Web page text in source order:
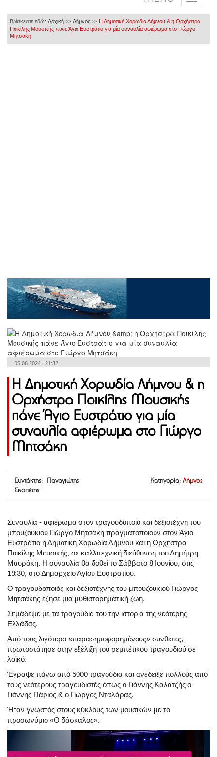
Βρίσκεστε εδώ: Αρχική >> Λήμνος >> Η Δημοτική Χορωδία Λήμνου & η Ορχήστρα
Ποικίλης Μουσικής πάνε Άγιο Ευστράτιο για μία συναυλία αφιέρωμα στο Γιώργο
Μητσάκη
05.06.2024 | 21:32
Η Δημοτική Χορωδία Λήμνου & η
Ορχήστρα Ποικίλης Μουσικής
πάνε Άγιο Ευστράτιο για μία
συναυλία αφιέρωμα στο Γιώργο
Μητσάκη
Συντάκτης: Παναγιώτης
Σκαπέτης
Κατηγορία: Λήμνος
Συναυλία - αφιέρωμα στον τραγουδοποιό και δεξιοτέχνη του
μπουζουκιού Γιώργο Μητσάκη πραγματοποιούν στον Άγιο
Ευστράτιο η Δημοτική Χορωδία Λήμνου και η Ορχήστρα
Ποικίλης Μουσικής, σε καλλιτεχνική διεύθυνση του Δημήτρη
Μαυράκη. Η συναυλία θα δοθεί το Σάββατο 8 Ιουνίου, στις
19:30, στο Δημαρχείο Αγίου Ευστρατίου.
Ο τραγουδοποιός και δεξιοτέχνης του μπουζουκιού Γιώργος
Μητσάκης έζησε μια μυθιστορηματική ζωή.
Σημάδεψε με τα τραγούδια του την ιστορία της νεότερης
Ελλάδας.
Από τους λιγότερο «παρασημοφορημένους» συνθέτες,
πρωτοστάτησε στην εξέλιξη του ρεμπέτικου τραγουδιού σε
λαϊκό.
Έγραψε πάνω από 5000 τραγούδια και ανέδειξε πολλούς από
τους νεότερους τραγουδιστές όπως ο Γιάννης Καλατζής ο
Γιάννης Πάριος & ο Γιώργος Νταλάρας.
Ήταν γνωστός στους κύκλους των μουσικών με το
προσωνύμιο «Ο δάσκαλος».